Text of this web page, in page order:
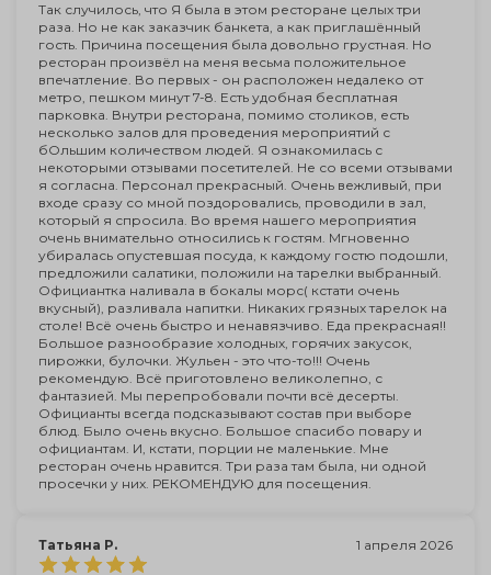
Так случилось, что Я была в этом ресторане целых три
раза. Но не как заказчик банкета, а как приглашённый
гость. Причина посещения была довольно грустная. Но
ресторан произвёл на меня весьма положительное
впечатление. Во первых - он расположен недалеко от
метро, пешком минут 7-8. Есть удобная бесплатная
парковка. Внутри ресторана, помимо столиков, есть
несколько залов для проведения мероприятий с
бОльшим количеством людей. Я ознакомилась с
некоторыми отзывами посетителей. Не со всеми отзывами
я согласна. Персонал прекрасный. Очень вежливый, при
входе сразу со мной поздоровались, проводили в зал,
который я спросила. Во время нашего мероприятия
очень внимательно относились к гостям. Мгновенно
убиралась опустевшая посуда, к каждому гостю подошли,
предложили салатики, положили на тарелки выбранный.
Официантка наливала в бокалы морс( кстати очень
вкусный), разливала напитки. Никаких грязных тарелок на
столе! Всё очень быстро и ненавязчиво. Еда прекрасная!!
Большое разнообразие холодных, горячих закусок,
пирожки, булочки. Жульен - это что-то!!! Очень
рекомендую. Всё приготовлено великолепно, с
фантазией. Мы перепробовали почти всё десерты.
Официанты всегда подсказывают состав при выборе
блюд. Было очень вкусно. Большое спасибо повару и
официантам. И, кстати, порции не маленькие. Мне
ресторан очень нравится. Три раза там была, ни одной
просечки у них. РЕКОМЕНДУЮ для посещения.
Татьяна Р. 1 апреля 2026